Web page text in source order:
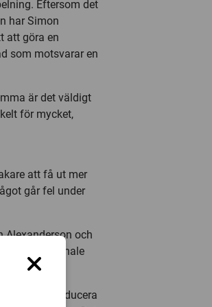
Eftersom det
har Simon
att göra en
som motsvarar en
är det väldigt
för mycket,
att få ut mer
går fel under
Alexanderson och
på Berlinale
för att introducera